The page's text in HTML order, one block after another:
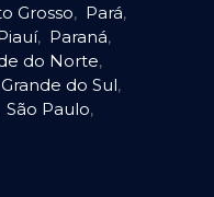
Grosso, Pará,
, Paraná,
do Norte,
do Sul,
São Paulo,